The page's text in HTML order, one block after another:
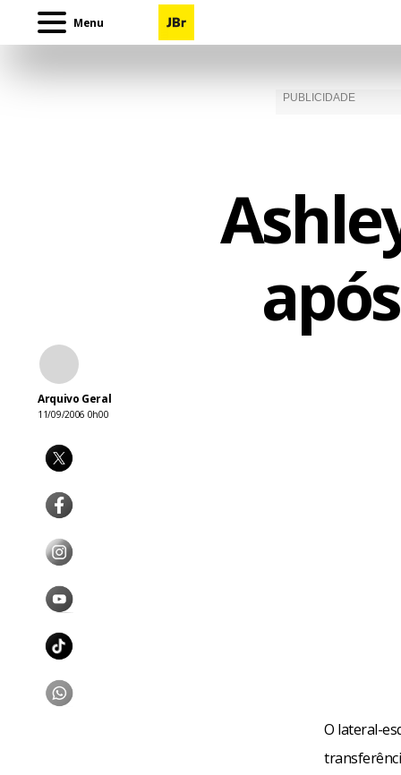
Menu
Arquivo Geral
11/09/2006 0h00
O lateral-